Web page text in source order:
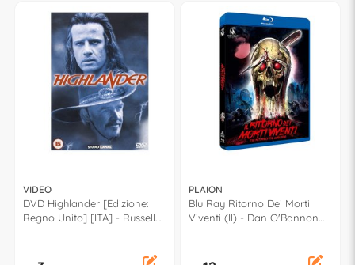
VIDEO
DVD Highlander [Edizione:
Regno Unito] [ITA] - Russell
PLAION
Blu Ray Ritorno Dei Morti
Viventi (Il) - Dan O'Bannon